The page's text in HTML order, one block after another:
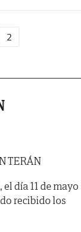
2
TERÁN
día 11 de mayo
recibido los